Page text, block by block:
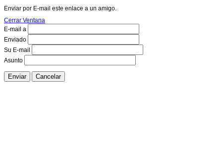
Enviar por E-mail este enlace a un amigo.
Cerrar Ventana
E-mail a
Enviado
Su E-mail
Asunto
Enviar Cancelar